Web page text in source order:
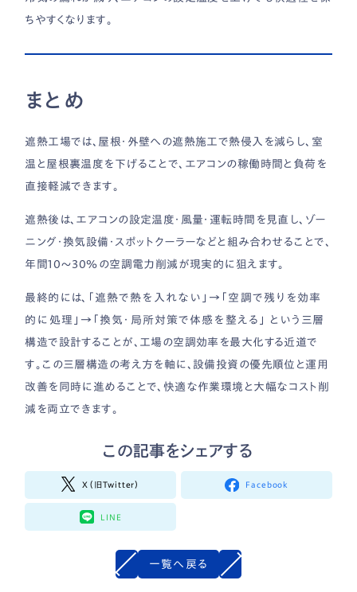
ちやすくなります。
まとめ
遮熱工場では、屋根・外壁への遮熱施工で熱侵入を減らし、室
温と屋根裏温度を下げることで、エアコンの稼働時間と負荷を
直接軽減できます。
遮熱後は、エアコンの設定温度・風量・運転時間を見直し、ゾー
ニング・換気設備・スポットクーラーなどと組み合わせることで、
年間10〜30％の空調電力削減が現実的に狙えます。
最終的には、
「遮熱で熱を入れない」→「空調で残りを効率
的に処理」→「換気・局所対策で体感を整える」
という三層
構造で設計することが、工場の空調効率を最大化する近道で
す。この三層構造の考え方を軸に、設備投資の優先順位と運用
改善を同時に進めることで、快適な作業環境と大幅なコスト削
減を両立できます。
この記事をシェアする
X（旧Twitter） Facebook
LINE
一覧へ戻る